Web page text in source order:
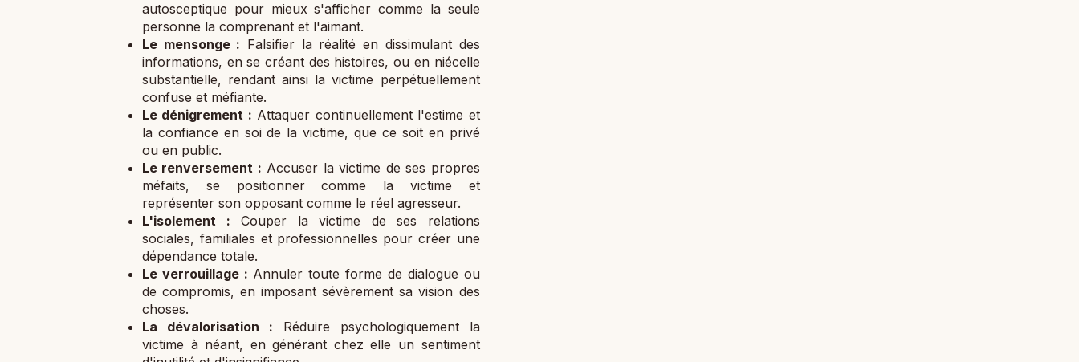
autosceptique pour mieux s'afficher comme la seule
personne la comprenant et l'aimant.
Le mensonge : Falsifier la réalité en dissimulant des
informations, en se créant des histoires, ou en niécelle
substantielle, rendant ainsi la victime perpétuellement
confuse et méfiante.
Le dénigrement : Attaquer continuellement l'estime et
la confiance en soi de la victime, que ce soit en privé
ou en public.
Le renversement : Accuser la victime de ses propres
méfaits, se positionner comme la victime et
représenter son opposant comme le réel agresseur.
L'isolement : Couper la victime de ses relations
sociales, familiales et professionnelles pour créer une
dépendance totale.
Le verrouillage : Annuler toute forme de dialogue ou
de compromis, en imposant sévèrement sa vision des
choses.
La dévalorisation : Réduire psychologiquement la
victime à néant, en générant chez elle un sentiment